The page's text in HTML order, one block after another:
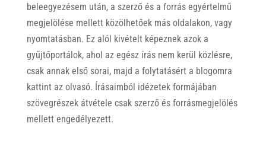
beleegyezésem után, a szerző és a forrás egyértelmű
megjelölése mellett közölhetőek más oldalakon, vagy
nyomtatásban. Ez alól kivételt képeznek azok a
gyűjtőportálok, ahol az egész írás nem kerül közlésre,
csak annak első sorai, majd a folytatásért a blogomra
kattint az olvasó. Írásaimból idézetek formájában
szövegrészek átvétele csak szerző és forrásmegjelölés
mellett engedélyezett.